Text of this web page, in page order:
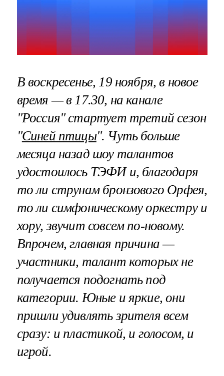
В воскресенье, 19 ноября, в новое
время — в 17.30, на канале
"Россия" стартует третий сезон
"Синей птицы". Чуть больше
месяца назад шоу талантов
удостоилось ТЭФИ и, благодаря
то ли струнам бронзового Орфея,
то ли симфоническому оркестру и
хору, звучит совсем по-новому.
Впрочем, главная причина —
участники, талант которых не
получается подогнать под
категории. Юные и яркие, они
пришли удивлять зрителя всем
сразу: и пластикой, и голосом, и
игрой.